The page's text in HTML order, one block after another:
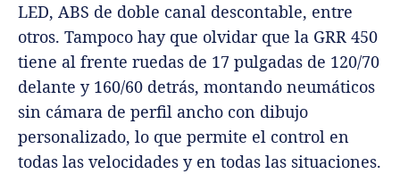
LED, ABS de doble canal descontable, entre
otros. Tampoco hay que olvidar que la GRR 450
tiene al frente ruedas de 17 pulgadas de 120/70
delante y 160/60 detrás, montando neumáticos
sin cámara de perfil ancho con dibujo
personalizado, lo que permite el control en
todas las velocidades y en todas las situaciones.